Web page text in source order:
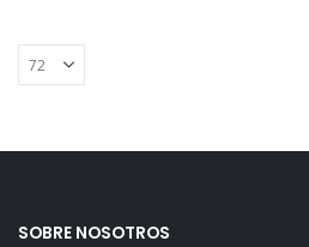
SOBRE NOSOTROS